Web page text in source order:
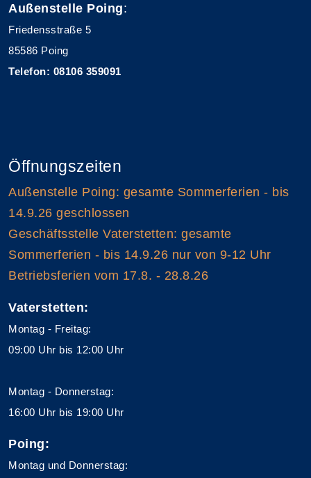
Außenstelle Poing:
Friedensstraße 5
85586 Poing
Telefon: 08106 359091
Öffnungszeiten
Außenstelle Poing: gesamte Sommerferien - bis
14.9.26 geschlossen
Geschäftsstelle Vaterstetten: gesamte
Sommerferien - bis 14.9.26 nur von 9-12 Uhr
Betriebsferien vom 17.8. - 28.8.26
Vaterstetten:
Montag - Freitag:
09:00 Uhr bis 12:00 Uhr
Montag - Donnerstag:
16:00 Uhr bis 19:00 Uhr
Poing:
Montag und Donnerstag: